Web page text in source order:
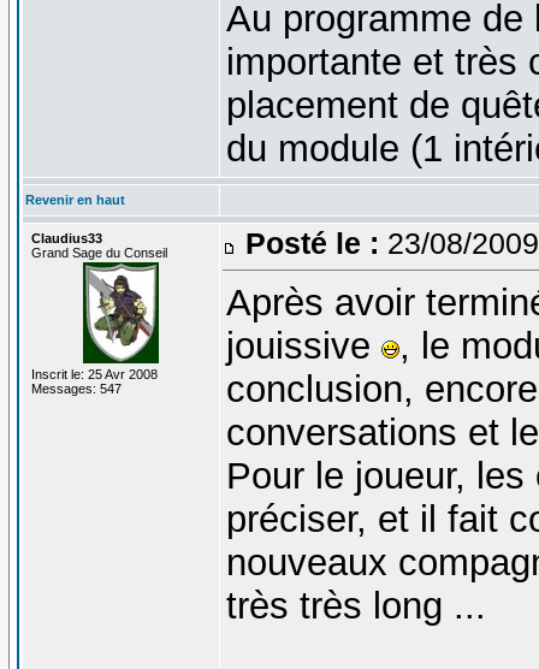
Au programme
importante et très
placement de
du module (1
Revenir en haut
Claudius33
Grand Sage du Conseil
Inscrit le: 25 Avr 2008
Messages: 547
Posté le : 23/08/
Après avoir
jouissive
, le
conclusion,
conversations et
Pour le joueur,
préciser, et il fait
nouveaux
très très long ...